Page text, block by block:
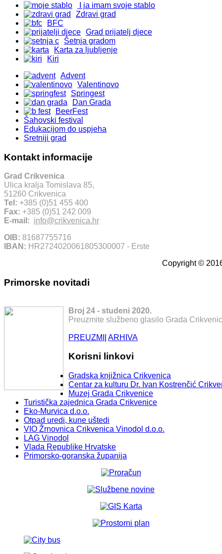
I ja imam svoje stablo
Zdravi grad
BFC
Grad prijatelj djece
Šetnja gradom
Karta za ljubljenje
Kiri
Advent
Valentinovo
Springest
Dan Grada
BeerFest
Šahovski festival
Edukacijom do uspjeha
Sretniji grad
Kontakt informacije
Grad Crikvenica
Ulica kralja Tomislava 85,
51260 Crikvenica
Tel: +385 (0)51 455 400
Fax: +385 (0)51 242 009
E-mail: info@crikvenica.hr
OIB: 81687755716
IBAN: HR2724020061805300007 - Erste
Copyright ©
Primorske novitadi
Broj 24 - studeni 2020.
Preuzmite službeno glasilo Grada
PREUZMI ARHIVA
Korisni linkovi
Gradska knjižnica Crikvenica
Centar za kulturu Dr. Ivan Kostrenčić
Muzej Grada Crikvenice
Turistička zajednica Grada Crikvenice
Eko-Murvica d.o.o.
Otpad uredi, kune uštedi
VIO Žrnovnica Crikvenica Vinodol d.o.o.
LAG Vinodol
Vlada Republike Hrvatske
Primorsko-goranska županija